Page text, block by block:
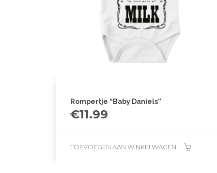
Rompertje “Baby Daniels”
€11.99
TOEVOEGEN AAN WINKELWAGEN